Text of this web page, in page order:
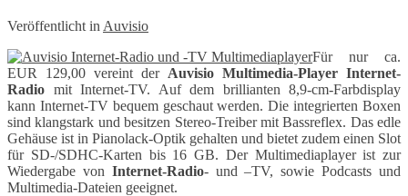
Veröffentlicht in Auvisio
Für nur ca.
EUR 129,00 vereint der Auvisio Multimedia-Player Internet-
Radio mit Internet-TV. Auf dem brillianten 8,9-cm-Farbdisplay
kann Internet-TV bequem geschaut werden. Die integrierten Boxen
sind klangstark und besitzen Stereo-Treiber mit Bassreflex. Das edle
Gehäuse ist in Pianolack-Optik gehalten und bietet zudem einen Slot
für SD-/SDHC-Karten bis 16 GB. Der Multimediaplayer ist zur
Wiedergabe von Internet-Radio- und –TV, sowie Podcasts und
Multimedia-Dateien geeignet.